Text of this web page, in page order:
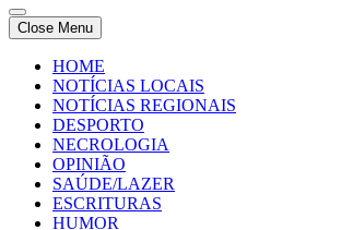
Comercio e Noticias
Notícias e Publicidade Online
Close Menu
HOME
NOTÍCIAS LOCAIS
NOTÍCIAS REGIONAIS
DESPORTO
NECROLOGIA
OPINIÃO
SAÚDE/LAZER
ESCRITURAS
HUMOR